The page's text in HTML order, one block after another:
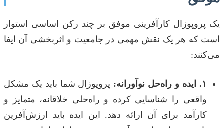
یک پروپوزال کارآفرینی موفق بر چند رکن اساسی استوار
است که هر یک نقش مهمی در جامعیت و اثربخشی آن ایفا
می‌کنند:
۱. ایده و راه‌حل نوآورانه:
پروپوزال شما باید یک مشکل
واقعی را شناسایی کرده و راه‌حلی خلاقانه، متمایز و
کارآمد برای آن ارائه دهد. این ایده باید ارزش‌آفرین